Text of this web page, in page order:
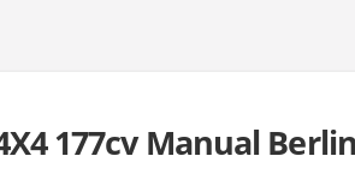
177cv Manual